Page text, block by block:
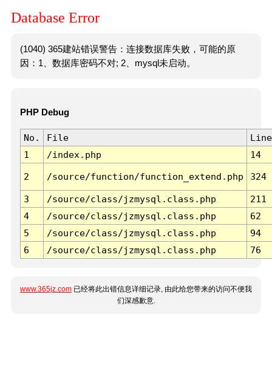
Database Error
(1040) 365建站错误警告：连接数据库失败，可能的原
因：1、数据库密码不对; 2、mysql未启动。
PHP Debug
No. File
Line
1
/index.php 14
2 /source/function/function_extend.php 324
3 /source/class/jzmysql.class.php
211
4
/source/class/jzmysql.class.php
62
5
/source/class/jzmysql.class.php
94
6
/source/class/jzmysql.class.php 76
www.365jz.com 已经将此出错信息详细记录, 由此给您带来的访问不便我
们深感歉意.